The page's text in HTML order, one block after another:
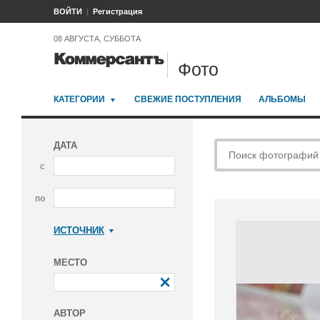
ВОЙТИ Регистрация
08 АВГУСТА, СУББОТА
Фото
КАТЕГОРИИ СВЕЖИЕ ПОСТУПЛЕНИЯ АЛЬБОМЫ
ДАТА
с
по
ИСТОЧНИК
МЕСТО
АВТОР